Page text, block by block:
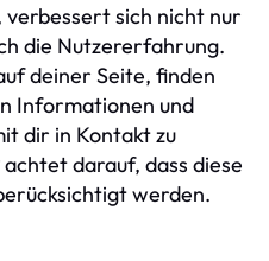
sich nicht nur
die Nutzererfahrung.
deiner Seite, finden
Informationen und
dir in Kontakt zu
achtet darauf, dass diese
werden.